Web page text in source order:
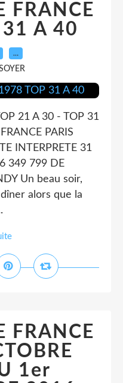
FRANCE
A 40
…
21 A 30 - TOP 31
PARIS
INTERPRETE 31
349 799 DE
Un beau soir,
alors que la
FRANCE
1er